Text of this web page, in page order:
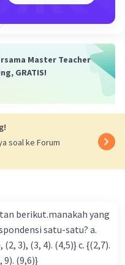
kartesius seperti
Balas
Master Teacher
GRATIS!
soal ke Forum
berikut.manakah yang
(7, 9). (9,6)}